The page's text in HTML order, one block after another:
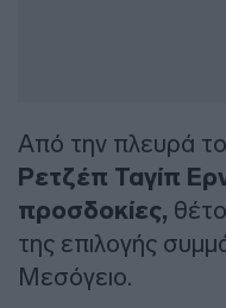
Από την πλευρά
Ρετζέπ Ταγίπ
προσδοκίες,
της επιλογής
Μεσόγειο.